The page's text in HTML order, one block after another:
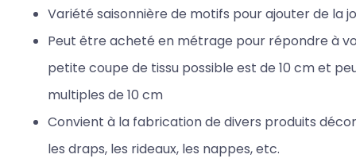
Variété saisonnière de motifs pour ajouter de la
Peut être acheté en métrage pour répondre à
petite coupe de tissu possible est de 10 cm et
multiples de 10 cm
Convient à la fabrication de divers produits
les draps, les rideaux, les nappes, etc.